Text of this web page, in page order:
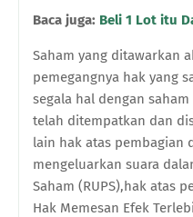
Baca juga: Beli 1 Lot itu
Saham yang ditawarkan
pemegangnya hak yang
segala hal dengan
telah ditempatkan dan
lain hak atas pembagian
mengeluarkan suara
Saham (RUPS),hak atas
Hak Memesan Efek